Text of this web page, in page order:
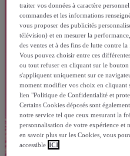
traiter vos données à caractère
commandes et les informations
vous proposer des publicités
télévision) et en mesurer la
des ventes et à des fins de lutte contre la
Vous pouvez choisir entre ces
ou tout refuser en cliquant sur le
s'appliquent uniquement sur ce
moment modifier vos choix en cliquant
lien "Politique de Confidentialité et
Certains Cookies déposés sont
notre service tel que ceux mesurant la
personnalisation de votre expérience et
en savoir plus sur les Cookies, vous
accessible ICI